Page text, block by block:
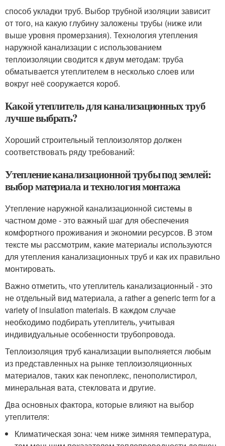
способ укладки труб. Выбор трубной изоляции зависит
от того, на какую глубину заложены трубы (ниже или
выше уровня промерзания). Технология утепления
наружной канализации с использованием
теплоизоляции сводится к двум методам: труба
обматывается утеплителем в несколько слоев или
вокруг неё сооружается короб.
Какой утеплитель для канализационных труб
лучше выбрать?
Хороший строительный теплоизолятор должен
соответствовать ряду требований:
Утепление канализационной трубы под землей:
выбор материала и технология монтажа
Утепление наружной канализационной системы в
частном доме - это важный шаг для обеспечения
комфортного проживания и экономии ресурсов. В этом
тексте мы рассмотрим, какие материалы используются
для утепления канализационных труб и как их правильно
монтировать.
Важно отметить, что утеплитель канализационный - это
не отдельный вид материала, а rather a generic term for a
variety of insulation materials. В каждом случае
необходимо подбирать утеплитель, учитывая
индивидуальные особенности трубопровода.
Теплоизоляция труб канализации выполняется любым
из представленных на рынке теплоизоляционных
материалов, таких как пеноплекс, пенополистирол,
минеральная вата, стекловата и другие.
Два основных фактора, которые влияют на выбор
утеплителя:
Климатическая зона: чем ниже зимняя температура,